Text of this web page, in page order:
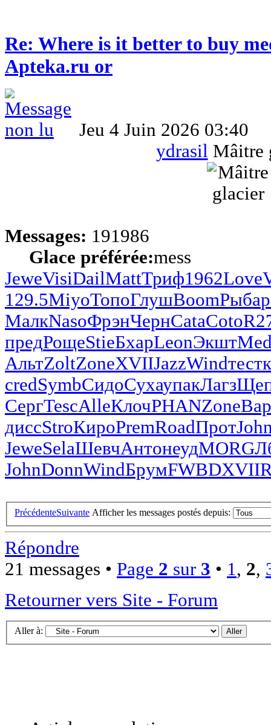
Re: Where is it better to buy
Apteka.ru or
Jeu 4 Juin 2026 03:40
ydrasil Mâitre
Messages: 191986
Glace préférée:mess
JeweVisiDailMattТриф1962Love
129.5MiyoТопоГлушBoomРыба
МалкNasoФрэнЧернCataCoto
предРощеStieБхарLeonЭкшт
АльтZoltZoneXVIIJazzWindтест
credSymbСидоСухаупакЛагз
СергTescAlleКлочPHANZone
диссStroКироPremRoadПрот
JeweSelaШевчАнтонеудMORG
JohnDonnWindБрумFWBDXVII
PrécédenteSuivante Afficher les messages postés depuis:
Répondre
21 messages • Page 2 sur 3 • 1, 2,
Retourner vers Site - Forum
Aller à: